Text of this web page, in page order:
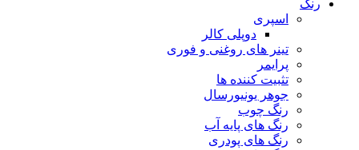
رنگ
اسپری
دوپلی کالر
تینر های روغنی و فوری
پرایمر
تثبیت کننده ها
جوهر یونیورسال
رنگ چوب
رنگ‌ های پایه آب
رنگ های پودری